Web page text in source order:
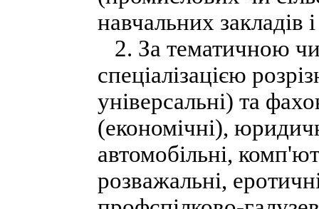
навчальних закладів
2. За тематичною
спеціалізацією
універсальні) та
(економічні),
автомобільні,
розважальні,